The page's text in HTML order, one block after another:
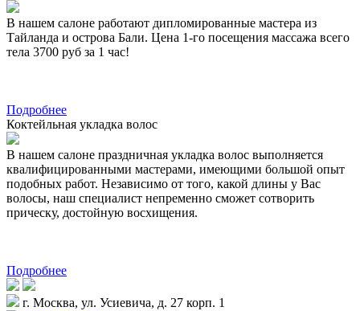
В нашем салоне работают дипломированные мастера из
Тайланда и острова Бали. Цена 1-го посещения массажа всего
тела 3700 руб за 1 час!
Подробнее
Коктейльная укладка волос
В нашем салоне праздничная укладка волос выполняется
квалифицированными мастерами, имеющими большой опыт
подобных работ. Независимо от того, какой длины у Вас
волосы, наш специалист непременно сможет сотворить
прическу, достойную восхищения.
Подробнее
г. Москва, ул. Усиевича, д. 27 корп. 1